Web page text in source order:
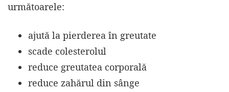
următoarele:
ajută la pierderea în greutate
scade colesterolul
reduce greutatea corporală
reduce zahărul din sânge